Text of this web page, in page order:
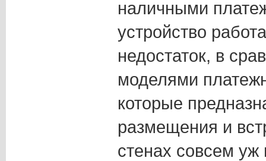
наличными
устройство
недостаток, в
моделями
которые
размещения и
стенах совсем уж